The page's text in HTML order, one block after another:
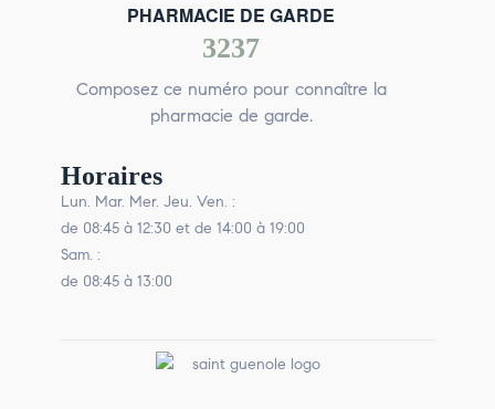
PHARMACIE DE GARDE
3237
Composez ce numéro pour connaître la
pharmacie de garde.
Horaires
Lun. Mar. Mer. Jeu. Ven. :
de 08:45 à 12:30 et de 14:00 à 19:00
Sam. :
de 08:45 à 13:00